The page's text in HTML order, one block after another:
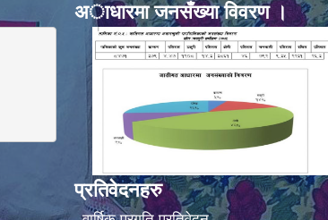
अाधारमा जनसँख्या विवरण ।
प्रतिवेदनहरु